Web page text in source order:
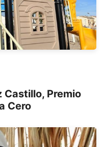
Castillo, Premio
Cero